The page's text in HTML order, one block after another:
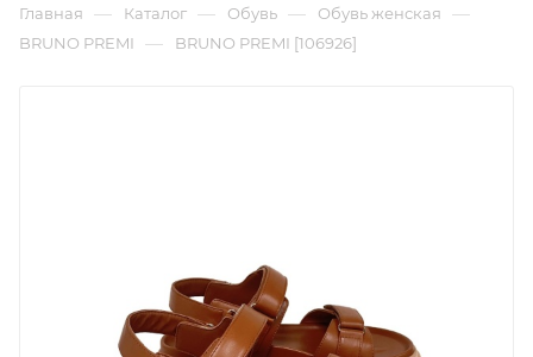
Главная — Каталог — Обувь — Обувь женская —
BRUNO PREMI — BRUNO PREMI [106926]